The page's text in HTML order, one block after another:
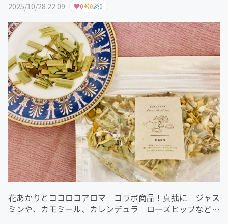
2025/10/28 22:09 0 0 0
花あかりとココロコアロマ コラボ商品！真菰に ジャス
ミンや、カモミール、カレンデュラ ローズヒップなどお